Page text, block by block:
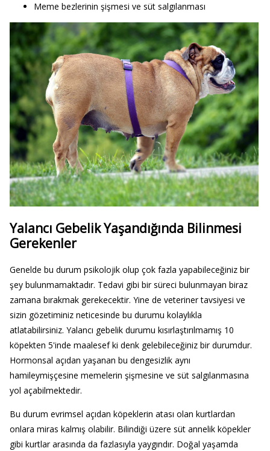
Meme bezlerinin şişmesi ve süt salgılanması
Yalancı Gebelik Yaşandığında Bilinmesi
Gerekenler
Genelde bu durum psikolojik olup çok fazla yapabileceğiniz bir
şey bulunmamaktadır. Tedavi gibi bir süreci bulunmayan biraz
zamana bırakmak gerekecektir. Yine de veteriner tavsiyesi ve
sizin gözetiminiz neticesinde bu durumu kolaylıkla
atlatabilirsiniz. Yalancı gebelik durumu kısırlaştırılmamış 10
köpekten 5'inde maalesef ki denk gelebileceğiniz bir durumdur.
Hormonsal açıdan yaşanan bu dengesizlik aynı
hamileymişçesine memelerin şişmesine ve süt salgılanmasına
yol açabilmektedir.
Bu durum evrimsel açıdan köpeklerin atası olan kurtlardan
onlara miras kalmış olabilir. Bilindiği üzere süt annelik köpekler
gibi kurtlar arasında da fazlasıyla yaygındır. Doğal yaşamda